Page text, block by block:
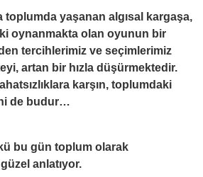
yaşanan algısal kargaşa,
oynanmakta olan oyunun bir
tercihlerimiz ve seçimlerimiz
artan bir hızla düşürmektedir.
karşın, toplumdaki
de budur…
bu gün toplum olarak
güzel anlatıyor.